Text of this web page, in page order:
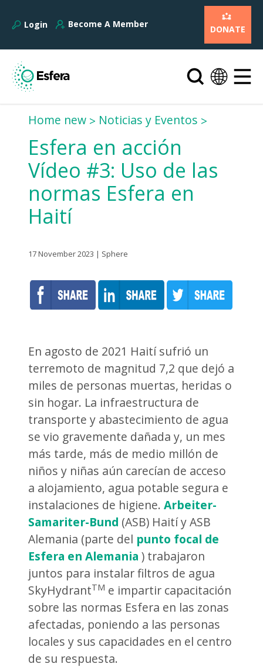
Login Become A Member DONATE
Home new Noticias y Eventos
Esfera en acción
Vídeo #3: Uso de las
normas Esfera en
Haití
17 November 2023 | Sphere
En agosto de 2021 Haití sufrió un
terremoto de magnitud 7,2 que dejó a
miles de personas muertas, heridas o
sin hogar. La infraestructura de
transporte y abastecimiento de agua
se vio gravemente dañada y, un mes
más tarde, más de medio millón de
niños y niñas aún carecían de acceso
a alojamiento, agua potable segura e
instalaciones de higiene.Arbeiter-
Samariter-Bund (ASB) Haití y ASB
Alemania (parte del punto focal de
Esfera en Alemania) trabajaron
juntos para instalar filtros de agua
SkyHydrantTM e impartir capacitación
sobre las normas Esfera en las zonas
afectadas, poniendo a las personas
locales y sus capacidades en el centro
de su respuesta.